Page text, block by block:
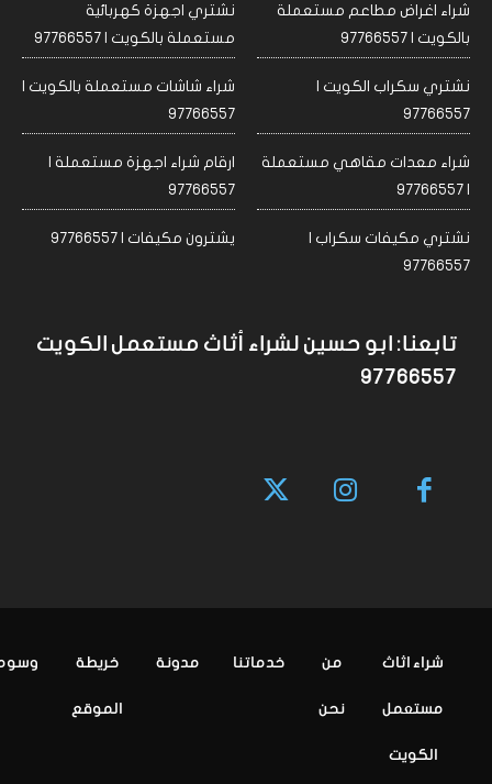
شراء اغراض مطاعم مستعملة
بالكويت | 97766557
نشتري اجهزة كهربائية
مستعملة بالكويت | 97766557
نشتري سكراب الكويت |
97766557
شراء شاشات مستعملة بالكويت |
97766557
شراء معدات مقاهي مستعملة
| 97766557
ارقام شراء اجهزة مستعملة |
97766557
نشتري مكيفات سكراب |
97766557
يشترون مكيفات | 97766557
تابعنا: ابو حسين لشراء أثاث مستعمل الكويت
97766557
شراء اثاث
مستعمل
الكويت
من
نحن
خدماتنا مدونة خريطة
الموقع